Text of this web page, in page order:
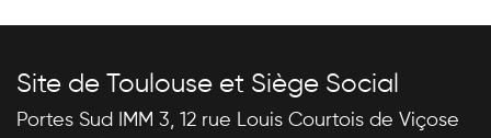
Site de Toulouse et Siège Social
Portes Sud IMM 3, 12 rue Louis Courtois de Viçose